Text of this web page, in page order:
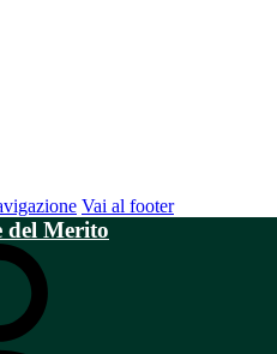
Vai al footer
del Merito